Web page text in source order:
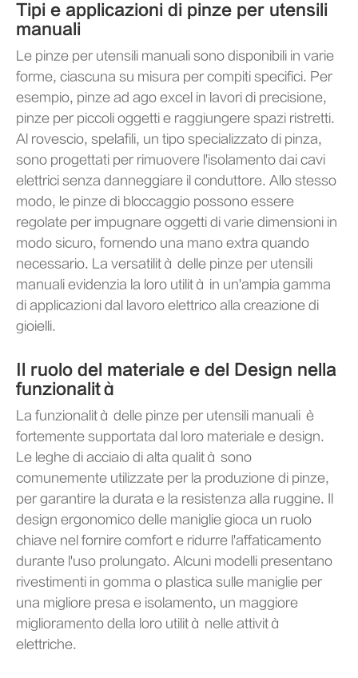
Tipi e applicazioni di pinze per utensili
manuali
Le pinze per utensili manuali sono disponibili in varie
forme, ciascuna su misura per compiti specifici. Per
esempio, pinze ad ago excel in lavori di precisione,
pinze per piccoli oggetti e raggiungere spazi ristretti.
Al rovescio, spelafili, un tipo specializzato di pinza,
sono progettati per rimuovere l'isolamento dai cavi
elettrici senza danneggiare il conduttore. Allo stesso
modo, le pinze di bloccaggio possono essere
regolate per impugnare oggetti di varie dimensioni in
modo sicuro, fornendo una mano extra quando
necessario. La versatilità delle pinze per utensili
manuali evidenzia la loro utilità in un'ampia gamma
di applicazioni dal lavoro elettrico alla creazione di
gioielli.
Il ruolo del materiale e del Design nella
funzionalità
La funzionalità delle pinze per utensili manuali è
fortemente supportata dal loro materiale e design.
Le leghe di acciaio di alta qualità sono
comunemente utilizzate per la produzione di pinze,
per garantire la durata e la resistenza alla ruggine. Il
design ergonomico delle maniglie gioca un ruolo
chiave nel fornire comfort e ridurre l'affaticamento
durante l'uso prolungato. Alcuni modelli presentano
rivestimenti in gomma o plastica sulle maniglie per
una migliore presa e isolamento, un maggiore
miglioramento della loro utilità nelle attività
elettriche.